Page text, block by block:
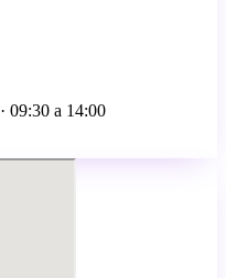
· 09:30 a 14:00